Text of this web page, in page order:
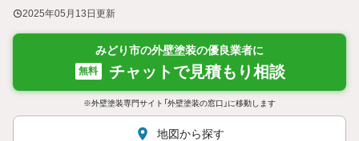
2025年05月13日更新
みどり市の外壁塗装の優良業者に
無料 チャットで見積もり相談
※外壁塗装専門サイト「外壁塗装の窓口」に移動します
地図から探す